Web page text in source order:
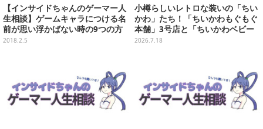
【インサイドちゃんのゲーマー人
生相談】ゲームキャラにつける名
前が思い浮かばない時の9つの方
法
2018.2.5
小樽らしいレトロな装いの「ちい
かわ」たち！「ちいかわもぐもぐ
本舗」3号店と「ちいかわベビー
カステラ」がいよいよオープン
2026.7.18